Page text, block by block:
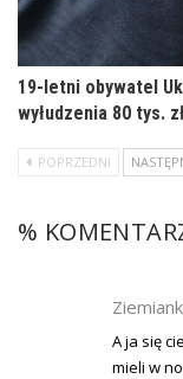
19-letni obywatel
wyłudzenia 80 tys.
POPRZEDNI
%
A ja się
mieli w